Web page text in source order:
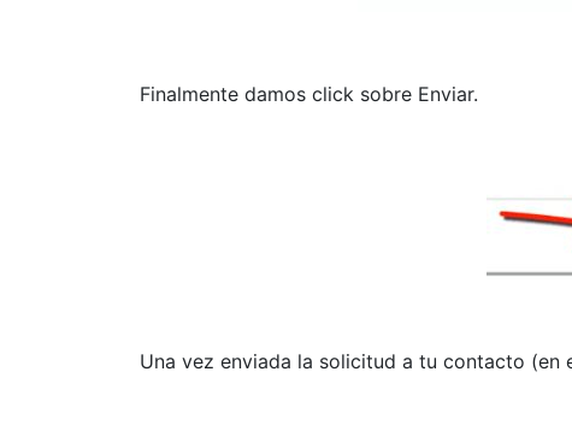
Finalmente damos click sobre Enviar.
Una vez enviada la solicitud a tu contacto